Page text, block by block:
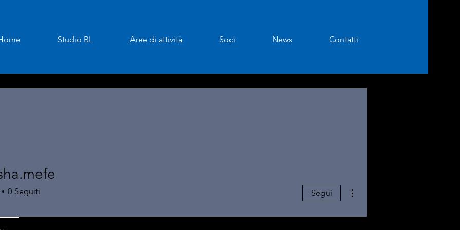
Studio BL Aree di attività Soci News Contatti
0 Seguiti Segui